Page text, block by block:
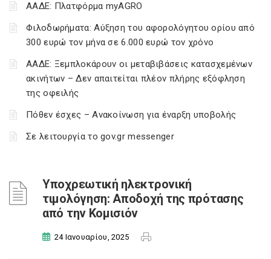
ΑΑΔΕ: Πλατφόρμα myAGRO
Φιλοδωρήματα: Αύξηση του αφορολόγητου ορίου από
300 ευρώ τον μήνα σε 6.000 ευρώ τον χρόνο
ΑΑΔΕ: Ξεμπλοκάρουν οι μεταβιβάσεις κατασχεμένων
ακινήτων – Δεν απαιτείται πλέον πλήρης εξόφληση
της οφειλής
Πόθεν έσχες – Ανακοίνωση για έναρξη υποβολής
Σε λειτουργία το gov.gr messenger
Υποχρεωτική ηλεκτρονική
τιμολόγηση: Αποδοχή της πρότασης
από την Κομισιόν
24 Ιανουαρίου, 2025